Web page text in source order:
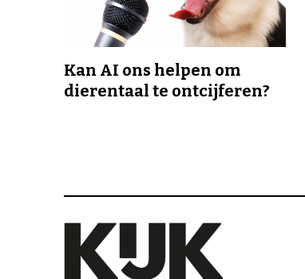
Kan AI ons helpen om
dierentaal te ontcijferen?